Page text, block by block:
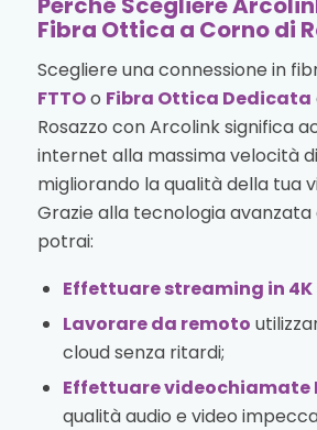
Fibra Ottica a Corno di
Scegliere una connessione in
FTTOo Fibra Ottica Dedicata
Rosazzo con Arcolink significa
internet alla massima velocità
migliorando la qualità della tua
Grazie alla tecnologia avanzata
potrai:
Effettuare streaming in 4K
Lavorare da remoto
cloud senza ritardi;
Effettuare videochiamate
qualità audio e video